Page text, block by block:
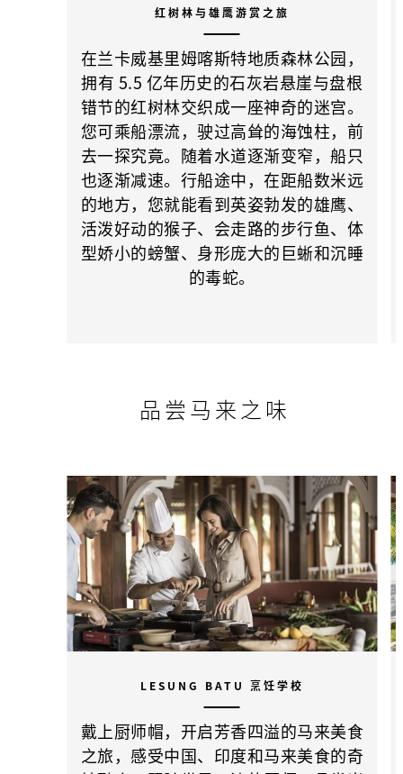
红树林与雄鹰游赏之旅
在兰卡威基里姆喀斯特地质森林公园，
拥有 5.5 亿年历史的石灰岩悬崖与盘根
错节的红树林交织成一座神奇的迷宫。
您可乘船漂流，驶过高耸的海蚀柱，前
去一探究竟。随着水道逐渐变窄，船只
也逐渐减速。行船途中，在距船数米远
的地方，您就能看到英姿勃发的雄鹰、
活泼好动的猴子、会走路的步行鱼、体
型娇小的螃蟹、身形庞大的巨蜥和沉睡
的毒蛇。
品尝马来之味
LESUNG BATU 烹饪学校
戴上厨师帽，开启芳香四溢的马来美食
之旅，感受中国、印度和马来美食的奇